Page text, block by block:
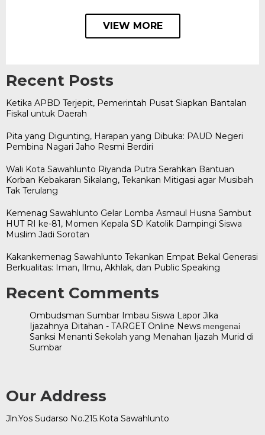
VIEW MORE
Recent Posts
Ketika APBD Terjepit, Pemerintah Pusat Siapkan Bantalan
Fiskal untuk Daerah
Pita yang Digunting, Harapan yang Dibuka: PAUD Negeri
Pembina Nagari Jaho Resmi Berdiri
Wali Kota Sawahlunto Riyanda Putra Serahkan Bantuan
Korban Kebakaran Sikalang, Tekankan Mitigasi agar Musibah
Tak Terulang
Kemenag Sawahlunto Gelar Lomba Asmaul Husna Sambut
HUT RI ke-81, Momen Kepala SD Katolik Dampingi Siswa
Muslim Jadi Sorotan
Kakankemenag Sawahlunto Tekankan Empat Bekal Generasi
Berkualitas: Iman, Ilmu, Akhlak, dan Public Speaking
Recent Comments
Ombudsman Sumbar Imbau Siswa Lapor Jika
Ijazahnya Ditahan - TARGET Online News mengenai
Sanksi Menanti Sekolah yang Menahan Ijazah Murid di
Sumbar
Our Address
Jln.Yos Sudarso No.215.Kota Sawahlunto